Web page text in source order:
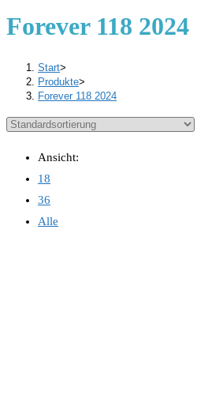
Forever 118 2024
Start>
Produkte>
Forever 118 2024
Ansicht:
18
36
Alle